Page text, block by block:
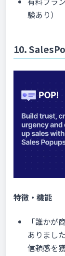
験あり）
10.
特徴・機能
「誰かが
ありまし
信頼感を獲